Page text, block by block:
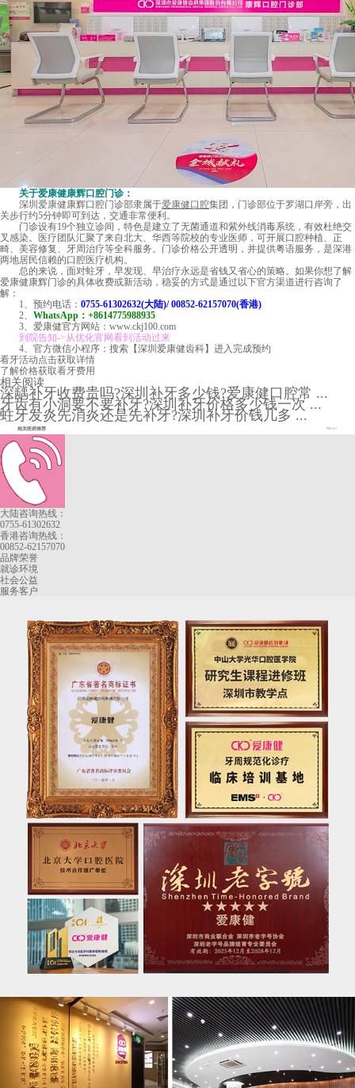
关于爱康健康辉口腔门诊：
深圳 爱康健康辉口腔门诊部隶属于爱康健口腔集团，门诊部位于罗湖口岸旁，出
关步行约5分钟即可到达，交通非常便利。
门诊设有19个独立诊间，特色是建立了无菌通道和紫外线消毒系统，有效杜绝交
叉感染。医疗团队汇聚了来自北大、华西等院校的专业医师，可开展口腔种植、正
畸、美容修复、牙周治疗等全科服务。门诊价格公开透明，并提供粤语服务，是深港
两地居民信赖的口腔医疗机构。
总的来说，面对蛀牙，早发现、早治疗永远是省钱又省心的策略。如果你想了解
爱康健康辉门诊的具体收费或新活动，稳妥的方式是通过以下官方渠道进行咨询了
解：
1、预约电话： 0755-61302632(大陆)/ 00852-62157070(香港)
2、 WhatsApp：+8614775988935
3、爱康健官方网站：www.ckj100.com
到院告知->从优化官网看到活动过来
4、官方微信小程序：搜索【深圳爱康健齿科】进入完成预约
看牙活动点击获取详情
了解价格获取看牙费用
相关阅读
深龋补牙收费贵吗?深圳补牙多少钱?爱康健口腔常 ...
牙齿有小洞要不要补牙?深圳补牙价格多少钱一次 ...
蛀牙发炎先消炎还是先补牙?深圳补牙价钱几多 ...
相关医师推荐 More+
大陆咨询热线：
0755-61302632
香港咨询热线：
00852-62157070
品牌荣誉
就诊环境
社会公益
服务客户